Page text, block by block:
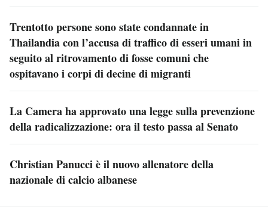
Trentotto persone sono state condannate in
Thailandia con l’accusa di traffico di esseri umani in
seguito al ritrovamento di fosse comuni che
ospitavano i corpi di decine di migranti
La Camera ha approvato una legge sulla prevenzione
della radicalizzazione: ora il testo passa al Senato
Christian Panucci è il nuovo allenatore della
nazionale di calcio albanese